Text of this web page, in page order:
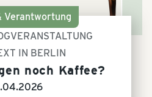
Verantwortung
IN BERLIN
noch Kaffee?